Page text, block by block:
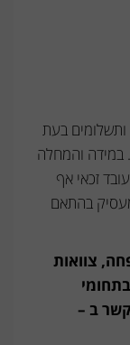
בעת
והמחלה
זכאי אף
בהתאם
צוואות
ב –